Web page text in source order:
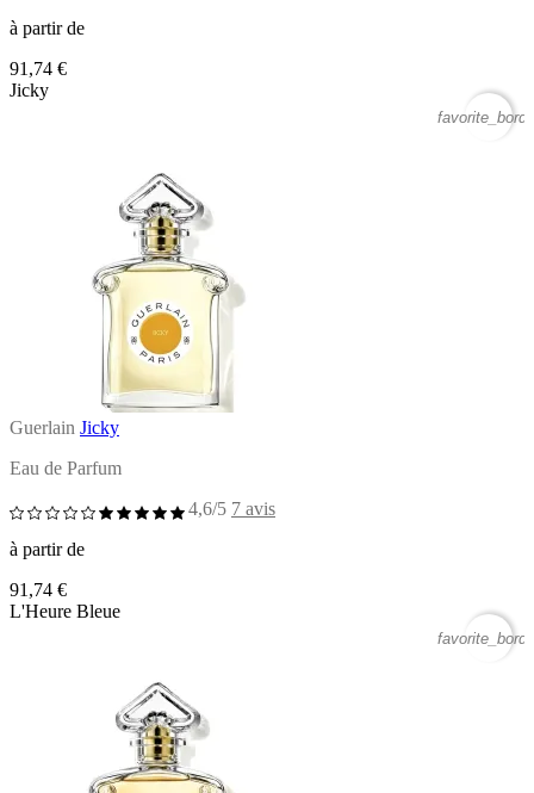
à partir de
91,74 €
Jicky
Guerlain Jicky
Eau de Parfum
4,6/5 7 avis
à partir de
91,74 €
L'Heure Bleue